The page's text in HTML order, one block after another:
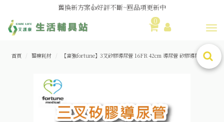
舊換新方案👍好評不斷~🆕品項更新中
😆備餐原來可以這麼輕鬆🎌KEWPIE介護食🍱營養均衡
0
首頁 醫療耗材 【富強fortune】3叉矽膠導尿管 16FR 42cm 導尿管 矽膠導尿管